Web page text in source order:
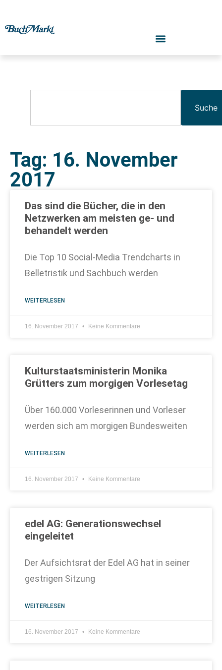
Suche
Tag: 16. November
2017
Das sind die Bücher, die in den
Netzwerken am meisten ge- und
behandelt werden
Die Top 10 Social-Media Trendcharts in
Belletristik und Sachbuch werden
WEITERLESEN
16. November 2017 Keine Kommentare
Kulturstaatsministerin Monika
Grütters zum morgigen Vorlesetag
Über 160.000 Vorleserinnen und Vorleser
werden sich am morgigen Bundesweiten
WEITERLESEN
16. November 2017 Keine Kommentare
edel AG: Generationswechsel
eingeleitet
Der Aufsichtsrat der Edel AG hat in seiner
gestrigen Sitzung
WEITERLESEN
16. November 2017 Keine Kommentare